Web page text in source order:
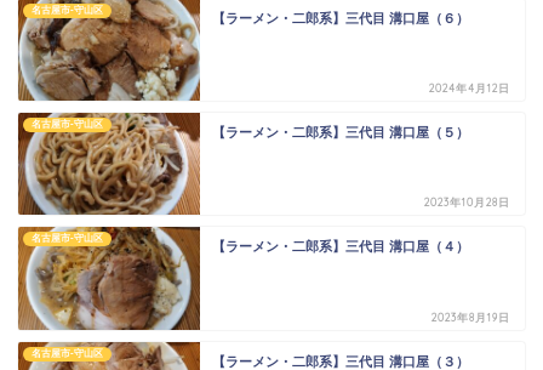
名古屋市-守山区
【ラーメン・二郎系】三代目 溝口屋（６）
2024年4月12日
名古屋市-守山区
【ラーメン・二郎系】三代目 溝口屋（５）
2023年10月28日
名古屋市-守山区
【ラーメン・二郎系】三代目 溝口屋（４）
2023年8月19日
名古屋市-守山区
【ラーメン・二郎系】三代目 溝口屋（３）